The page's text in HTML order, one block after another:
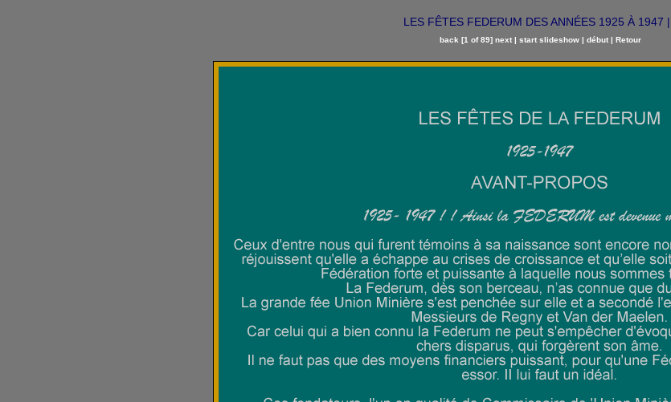
LES FÊTES FEDERUM DES ANNÉES 1925 À 1947 |
back [1 of 89] next| start slideshow| début| Retour